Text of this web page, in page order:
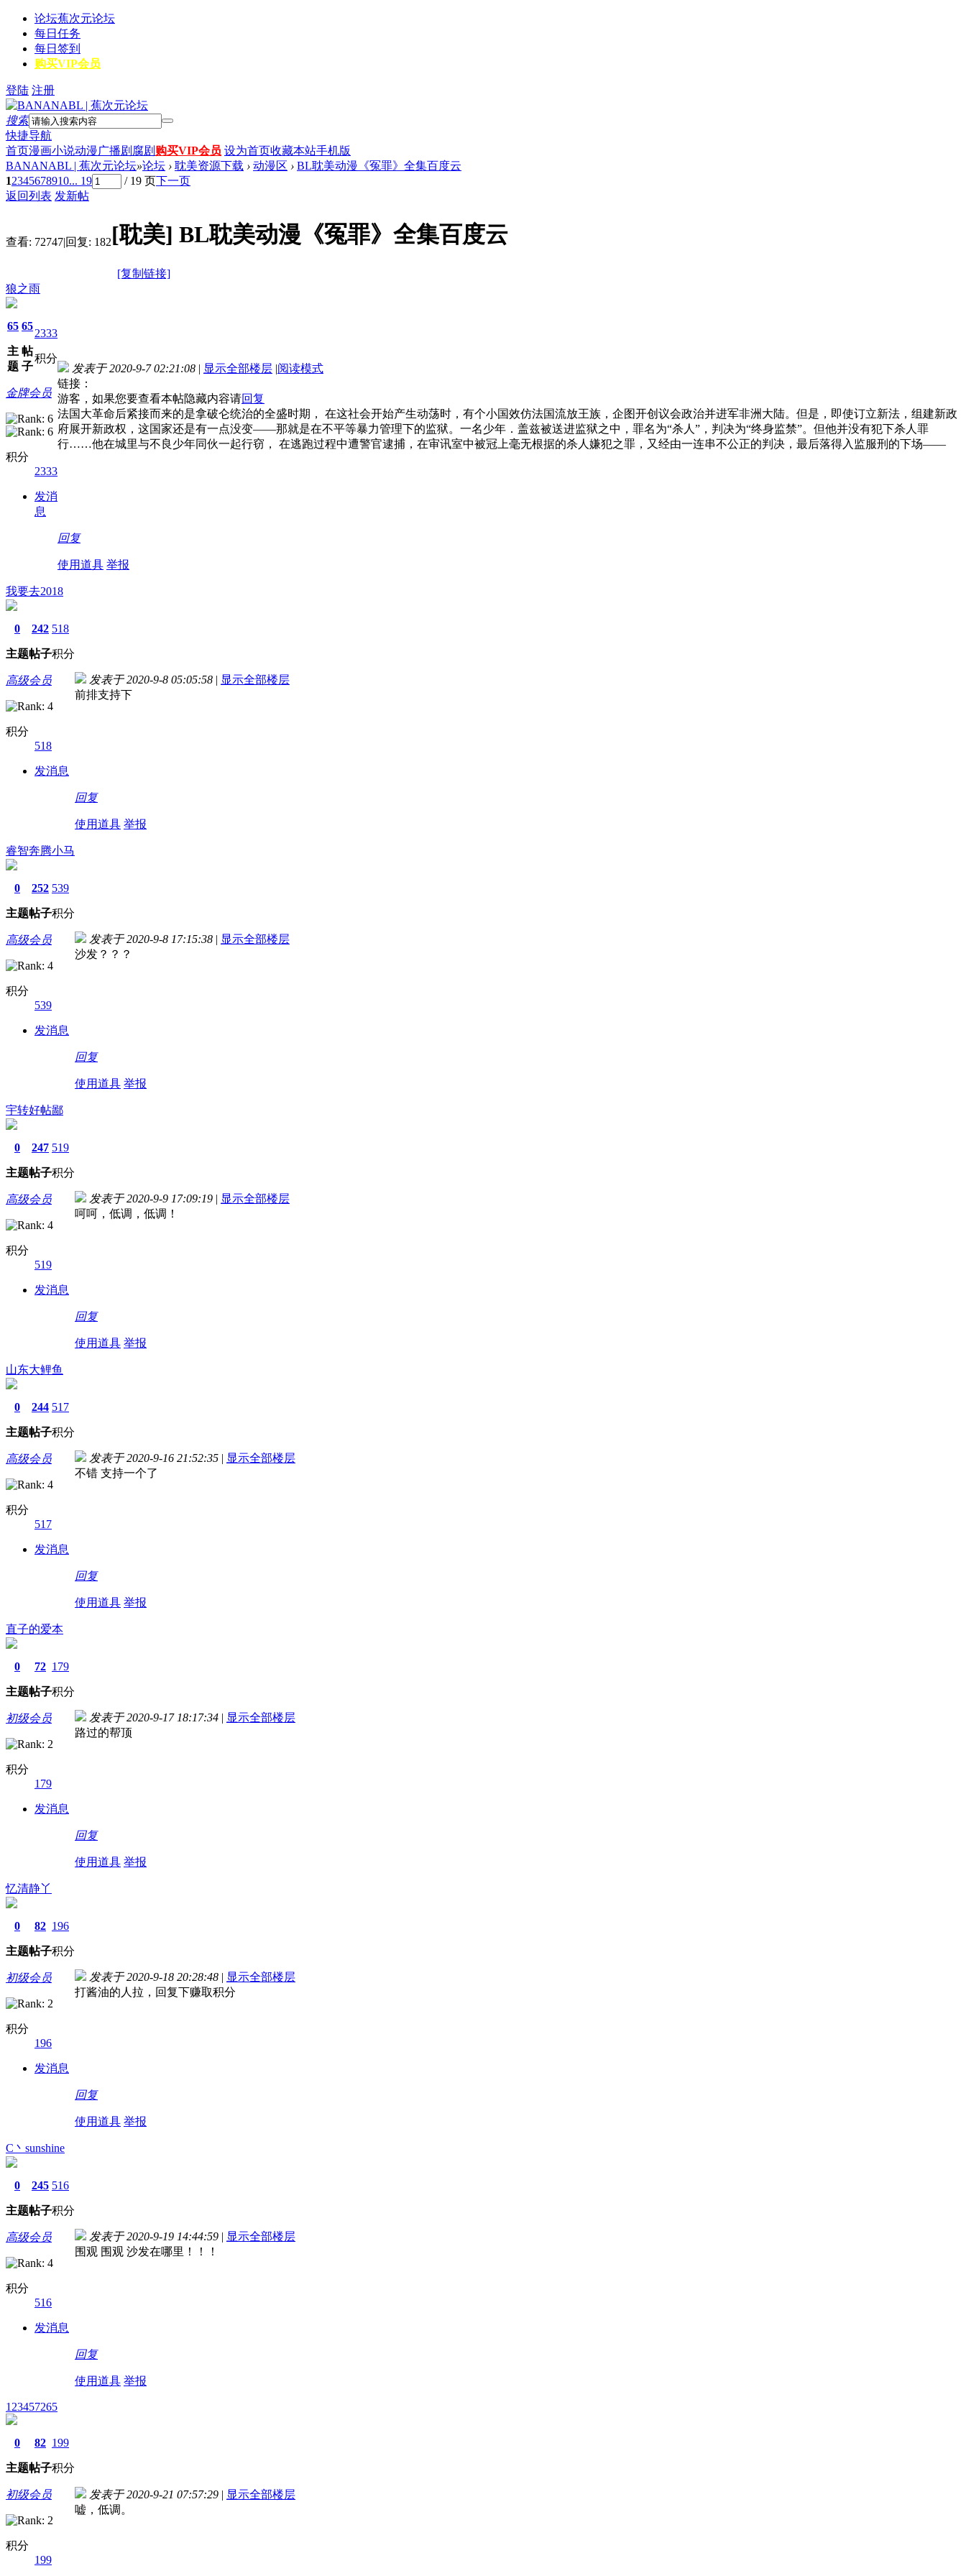
论坛蕉次元论坛
每日任务
每日签到
购买VIP会员
登陆 注册
搜索
快捷导航
首页漫画小说动漫广播剧 腐剧 购买VIP会员 设为首页收藏本站手机版
BANANABL | 蕉次元论坛»论坛 › 耽美资源下载 › 动漫区 › BL耽美动漫《冤罪》全集百度云
12345678910... 19 / 19 页下一页
返回列表 发新帖
查看: 72747|回复: 182[耽美] BL耽美动漫《冤罪》全集百度云
[复制链接]
狼之雨
65
主
题
65
帖
子
2333
积分
金牌会员
积分
2333
发消
息
发表于 2020-9-7 02:21:08 | 显示全部楼层 |阅读模式
链接：
游客，如果您要查看本帖隐藏内容请回复
法国大革命后紧接而来的是拿破仑统治的全盛时期， 在这社会开始产生动荡时，有个小国效仿法国流放王族，企图开创议会政治并进军非洲大陆。但是，即使订立新法，组建新政
府展开新政权，这国家还是有一点没变――那就是在不平等暴力管理下的监狱。一名少年．盖兹被送进监狱之中，罪名为“杀人”，判决为“终身监禁”。但他并没有犯下杀人罪
行……他在城里与不良少年同伙一起行窃， 在逃跑过程中遭警官逮捕，在审讯室中被冠上毫无根据的杀人嫌犯之罪，又经由一连串不公正的判决，最后落得入监服刑的下场――
回复
使用道具 举报
我要去2018
0
主题
242
帖子
518
积分
高级会员
积分
518
发消息
发表于 2020-9-8 05:05:58 | 显示全部楼层
前排支持下
回复
使用道具 举报
睿智奔腾小马
0
主题
252
帖子
539
积分
高级会员
积分
539
发消息
发表于 2020-9-8 17:15:38 | 显示全部楼层
沙发？？？
回复
使用道具 举报
宇转好帖鄙
0
主题
247
帖子
519
积分
高级会员
积分
519
发消息
发表于 2020-9-9 17:09:19 | 显示全部楼层
呵呵，低调，低调！
回复
使用道具 举报
山东大鲤鱼
0
主题
244
帖子
517
积分
高级会员
积分
517
发消息
发表于 2020-9-16 21:52:35 | 显示全部楼层
不错 支持一个了
回复
使用道具 举报
直子的爱本
0
主题
72
帖子
179
积分
初级会员
积分
179
发消息
发表于 2020-9-17 18:17:34 | 显示全部楼层
路过的帮顶
回复
使用道具 举报
忆清静丫
0
主题
82
帖子
196
积分
初级会员
积分
196
发消息
发表于 2020-9-18 20:28:48 | 显示全部楼层
打酱油的人拉，回复下赚取积分
回复
使用道具 举报
C丶sunshine
0
主题
245
帖子
516
积分
高级会员
积分
516
发消息
发表于 2020-9-19 14:44:59 | 显示全部楼层
围观 围观 沙发在哪里！！！
回复
使用道具 举报
123457265
0
主题
82
帖子
199
积分
初级会员
积分
199
发表于 2020-9-21 07:57:29 | 显示全部楼层
嘘，低调。